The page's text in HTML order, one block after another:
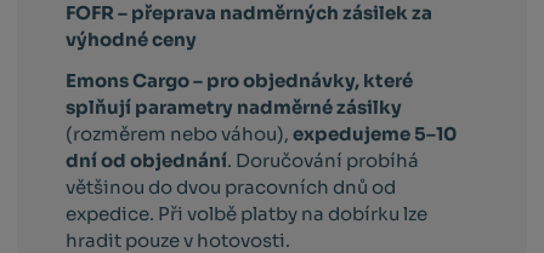
FOFR – přeprava nadměrných zásilek za
výhodné ceny
Emons Cargo – pro objednávky, které
splňují parametry nadměrné zásilky
(rozměrem nebo váhou),expedujeme 5–10
dní od objednání. Doručování probíhá
většinou do dvou pracovních dnů od
expedice. Při volbě platby na dobírku lze
hradit pouze v hotovosti.